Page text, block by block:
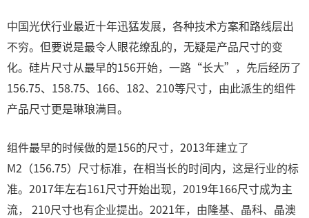
中国光伏行业最近十年迅猛发展，各种技术方案和路线层出
不穷。但要说是最令人眼花缭乱的，无疑是产品尺寸的变
化。硅片尺寸从最早的156开始，一路“长大”，先后经历了
156.75、158.75、166、182、210等尺寸，由此派生的组件
产品尺寸更是琳琅满目。
组件最早的时候做的是156的尺寸，2013年建立了
M2（156.75）尺寸标准，在相当长的时间内，这是行业的标
准。2017年左右161尺寸开始出现，2019年166尺寸成为主
流， 210尺寸也有企业提出。2021年，由隆基、晶科、晶澳